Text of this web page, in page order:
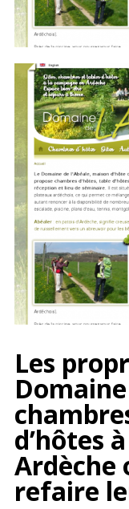
Les
d’hôtes
Ardèche
refaire